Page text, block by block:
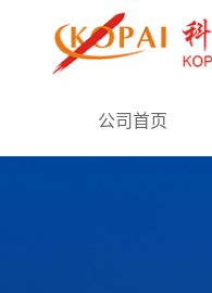
公司首页
公司首页